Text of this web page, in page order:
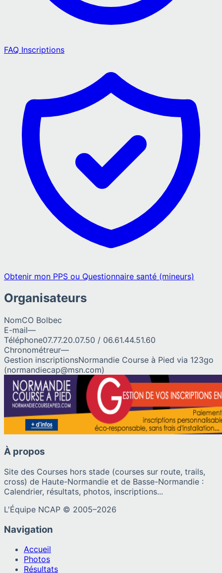
FAQ Inscriptions
Obtenir mon PPS ou Questionnaire santé (mineurs)
Organisateurs
NomCO Bolbec
E-mail—
Téléphone07.77.20.07.50 / 06.61.44.51.60
Chronométreur—
Gestion inscriptionsNormandie Course à Pied via 123go
(normandiecap@msn.com)
À propos
Site des Courses hors stade (courses sur route, trails,
cross) de Haute-Normandie et de Basse-Normandie :
Calendrier, résultats, photos, inscriptions...
L'Équipe NCAP © 2005–2026
Navigation
Accueil
Photos
Résultats